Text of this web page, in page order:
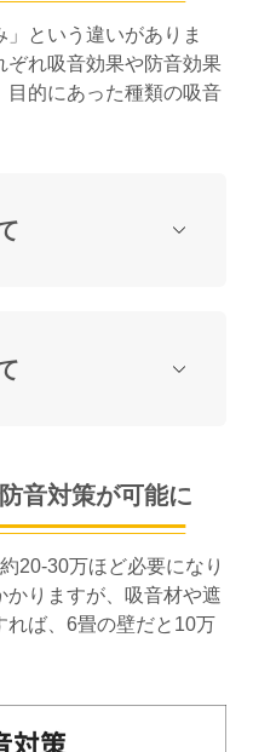
という違いがありま
ぞれ吸音効果や防音効果
目的にあった種類の吸音
音対策が可能に
20-30万ほど必要になり
かりますが、吸音材や遮
れば、6畳の壁だと10万